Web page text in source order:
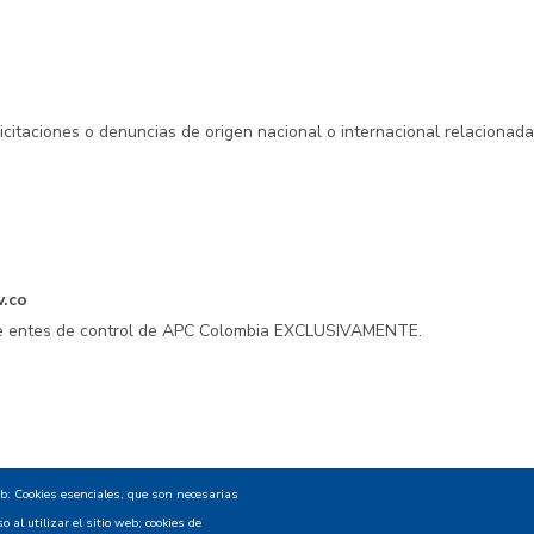
o denuncias de origen nacional o internacional
de control de APC Colombia EXCLUSIVAMENTE.
- Política de privacidad y Condiciones de uso
Cookies esenciales, que son necesarias
al utilizar el sitio web; cookies de